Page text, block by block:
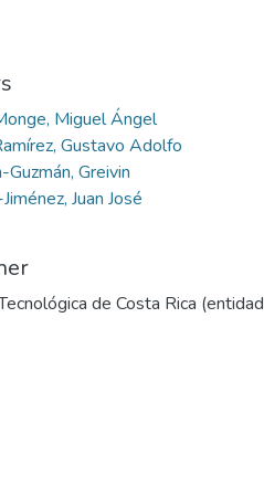
Miguel Ángel
Gustavo Adolfo
Guzmán, Greivin
Juan José
de Costa Rica (entidad